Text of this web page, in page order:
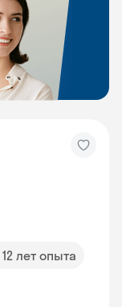
12 лет опыта